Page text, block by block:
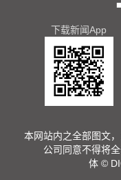
■
下载新闻App
本网站内之全部图文
公司同意不得将
体 ©